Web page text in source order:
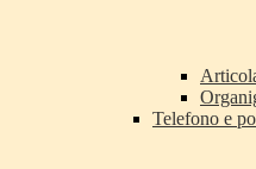
Telefono e